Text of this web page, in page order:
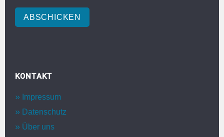
ABSCHICKEN
KONTAKT
Impressum
Datenschutz
Über uns